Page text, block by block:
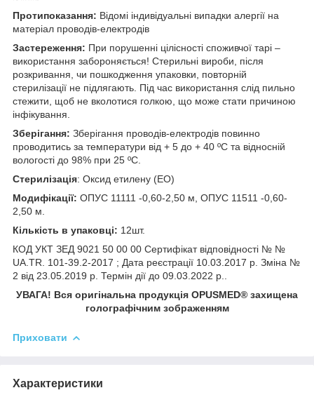
Протипоказання: Відомі індивідуальні випадки алергії на
матеріал проводів-електродів
Застереження: При порушенні цілісності споживчої тарі –
використання забороняється! Стерильні вироби, після
розкривання, чи пошкодження упаковки, повторній
стерилізації не підлягають. Під час використання слід пильно
стежити, щоб не вколотися голкою, що може стати причиною
інфікування.
Зберігання: Зберігання проводів-електродів повинно
проводитись за температури від + 5 до + 40 ºС та відносній
вологості до 98% при 25 ºС.
Стерилізація: Оксид етилену (ЕО)
Модифікації: ОПУС 11111 -0,60-2,50 м, ОПУС 11511 -0,60-
2,50 м.
Кількість в упаковці: 12шт.
КОД УКТ ЗЕД 9021 50 00 00 Сертифікат відповідності № №
UA.TR. 101-39.2-2017 ; Дата реєстрації 10.03.2017 р. Зміна №
2 від 23.05.2019 р. Термін дії до 09.03.2022 р..
УВАГА! Вся оригінальна продукція OPUSMED® захищена
голографічним зображенням
Приховати
Характеристики